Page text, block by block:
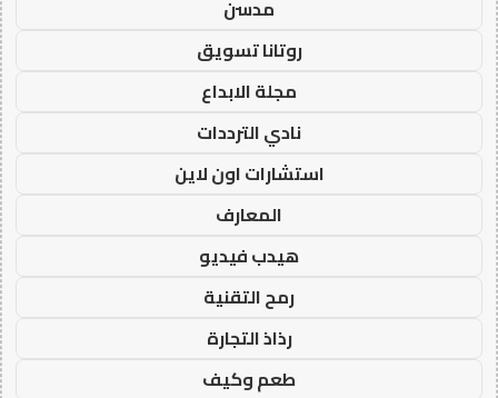
مدسن
روتانا تسويق
مجلة الابداع
نادي الترددات
استشارات اون لاين
المعارف
هيدب فيديو
رمح التقنية
رذاذ التجارة
طعم وكيف